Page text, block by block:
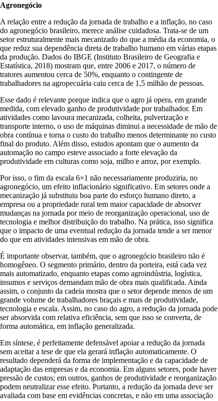
Agronegócio
A relação entre a redução da jornada de trabalho e a inflação, no caso
do agronegócio brasileiro, merece análise cuidadosa. Trata-se de um
setor estruturalmente mais mecanizado do que a média da economia, o
que reduz sua dependência direta de trabalho humano em várias etapas
da produção. Dados do IBGE (Instituto Brasileiro de Geografia e
Estatística, 2018) mostram que, entre 2006 e 2017, o número de
tratores aumentou cerca de 50%, enquanto o contingente de
trabalhadores na agropecuária caiu cerca de 1,5 milhão de pessoas.
Esse dado é relevante porque indica que o agro já opera, em grande
medida, com elevado ganho de produtividade por trabalhador. Em
atividades como lavoura mecanizada, colheita, pulverização e
transporte interno, o uso de máquinas diminui a necessidade de mão de
obra contínua e torna o custo do trabalho menos determinante no custo
final do produto. Além disso, estudos apontam que o aumento da
automação no campo esteve associado a forte elevação da
produtividade em culturas como soja, milho e arroz, por exemplo.
Por isso, o fim da escala 6×1 não necessariamente produziria, no
agronegócio, um efeito inflacionário significativo. Em setores onde a
mecanização já substituiu boa parte do esforço humano direto, a
empresa ou a propriedade rural tem maior capacidade de absorver
mudanças na jornada por meio de reorganização operacional, uso de
tecnologia e melhor distribuição do trabalho. Na prática, isso significa
que o impacto de uma eventual redução da jornada tende a ser menor
do que em atividades intensivas em mão de obra.
É importante observar, também, que o agronegócio brasileiro não é
homogêneo. O segmento primário, dentro da porteira, está cada vez
mais automatizado, enquanto etapas como agroindústria, logística,
insumos e serviços demandam mão de obra mais qualificada. Ainda
assim, o conjunto da cadeia mostra que o setor depende menos de um
grande volume de trabalhadores braçais e mais de produtividade,
tecnologia e escala. Assim, no caso do agro, a redução da jornada pode
ser absorvida com relativa eficiência, sem que isso se converta, de
forma automática, em inflação generalizada.
Em síntese, é perfeitamente defensável apoiar a redução da jornada
sem aceitar a tese de que ela gerará inflação automaticamente. O
resultado dependerá da forma de implementação e da capacidade de
adaptação das empresas e da economia. Em alguns setores, pode haver
pressão de custos; em outros, ganhos de produtividade e reorganização
podem neutralizar esse efeito. Portanto, a redução da jornada deve ser
avaliada com base em evidências concretas, e não em uma associação